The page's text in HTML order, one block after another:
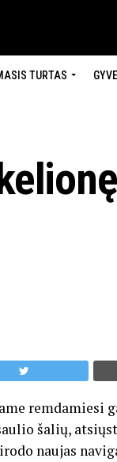
TURTAS
remdamiesi
šalių,
naujas